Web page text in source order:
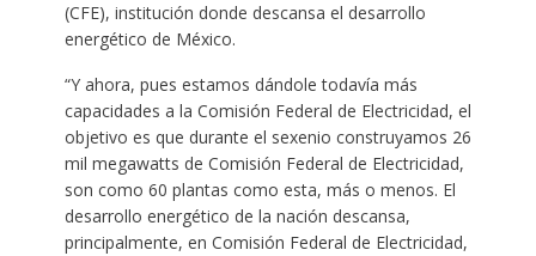
(CFE), institución donde descansa el desarrollo
energético de México.
“Y ahora, pues estamos dándole todavía más
capacidades a la Comisión Federal de Electricidad, el
objetivo es que durante el sexenio construyamos 26
mil megawatts de Comisión Federal de Electricidad,
son como 60 plantas como esta, más o menos. El
desarrollo energético de la nación descansa,
principalmente, en Comisión Federal de Electricidad,